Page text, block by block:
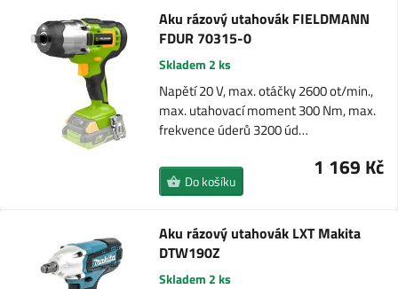
Aku rázový utahovák FIELDMANN
FDUR 70315-0
Skladem 2 ks
Napětí 20 V, max. otáčky 2600 ot/min.,
max. utahovací moment 300 Nm, max.
frekvence úderů 3200 úd…
1 169 Kč
Do košíku
Aku rázový utahovák LXT Makita
DTW190Z
Skladem 2 ks